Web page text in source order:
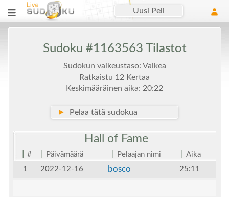
Uusi Peli
Sudoku #1163563 Tilastot
Sudokun vaikeustaso: Vaikea
Ratkaistu 12 Kertaa
Keskimääräinen aika: 20:22
► Pelaa tätä sudokua
Hall of Fame
# Päivämäärä Pelaajan nimi
Aika
1
2022-12-16 bosco 25:11